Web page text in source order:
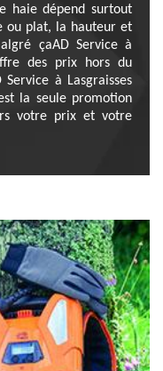
haie dépend surtout
ou plat, la hauteur et
çaAD Service à
des prix hors du
à Lasgraisses
la seule promotion
votre prix et votre